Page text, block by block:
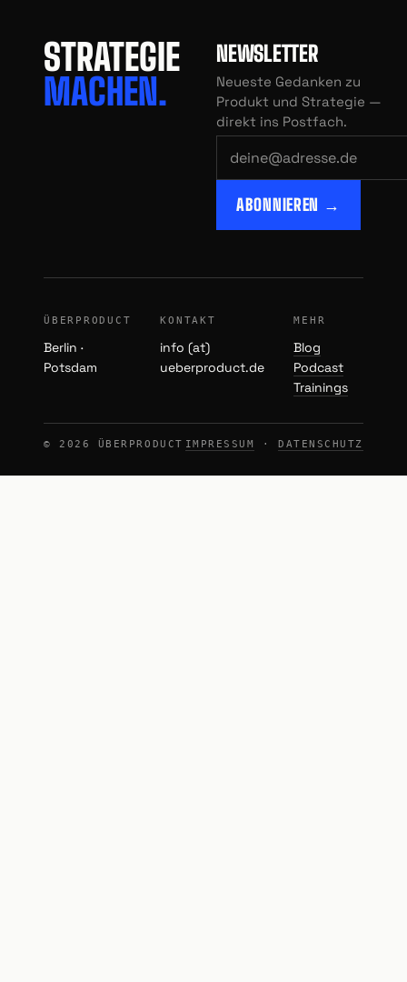
STRATEGIE
MACHEN.
NEWSLETTER
Neueste Gedanken zu
Produkt und Strategie —
direkt ins Postfach.
ABONNIEREN →
ÜBERPRODUCT
Berlin ·
Potsdam
KONTAKT
info (at)
ueberproduct.de
MEHR
Blog
Podcast
Trainings
© 2026 ÜBERPRODUCT IMPRESSUM · DATENSCHUTZ